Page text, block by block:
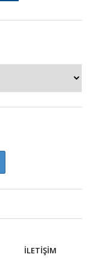
İLETIŞIM